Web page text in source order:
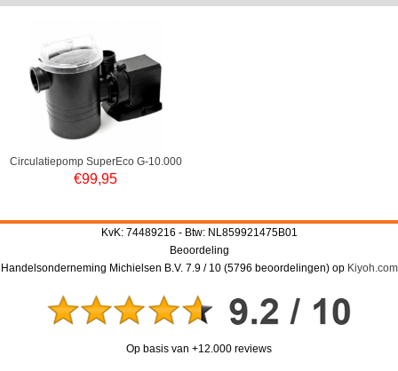
Circulatiepomp SuperEco G-10.000
€99,95
KvK: 74489216 - Btw: NL859921475B01
Beoordeling
Handelsonderneming Michielsen B.V. 7.9/ 10(5796 beoordelingen) op Kiyoh.com
Op basis van +12.000 reviews